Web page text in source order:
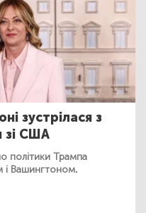
зустрілася з
зі США
політики Трампа
і Вашингтоном.